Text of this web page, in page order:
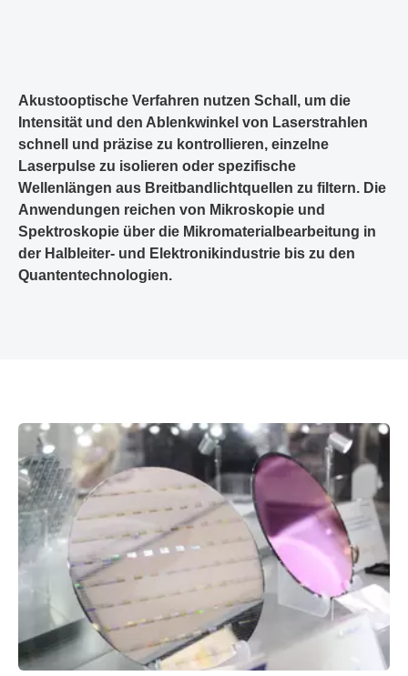
Akustooptische Verfahren nutzen Schall, um die
Intensität und den Ablenkwinkel von Laserstrahlen
schnell und präzise zu kontrollieren, einzelne
Laserpulse zu isolieren oder spezifische
Wellenlängen aus Breitbandlichtquellen zu filtern. Die
Anwendungen reichen von Mikroskopie und
Spektroskopie über die Mikromaterialbearbeitung in
der Halbleiter- und Elektronikindustrie bis zu den
Quantentechnologien.